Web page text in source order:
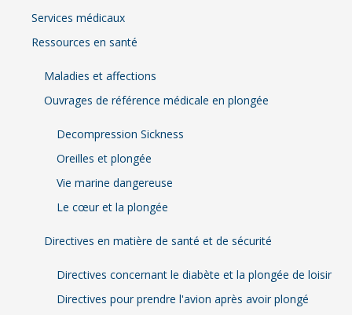
Services médicaux
Ressources en santé
Maladies et affections
Ouvrages de référence médicale en plongée
Decompression Sickness
Oreilles et plongée
Vie marine dangereuse
Le cœur et la plongée
Directives en matière de santé et de sécurité
Directives concernant le diabète et la plongée de loisir
Directives pour prendre l'avion après avoir plongé